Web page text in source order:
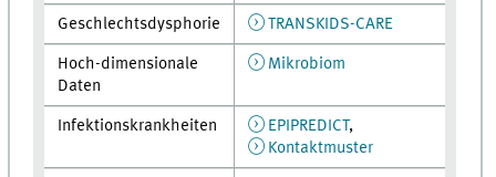
Geschlechtsdysphorie TRANSKIDS-CARE
Hoch-dimensionale
Daten
Mikrobiom
Infektionskrankheiten EPIPREDICT,
Kontaktmuster